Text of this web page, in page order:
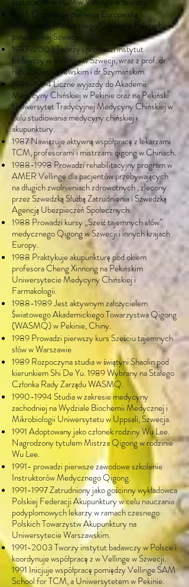
1986 Organizuje pierwszą Europejską
konferencję Medycznego Qigong w Falsterbo w
południowej Szwecji
1987-2003Tworzy i prowadzi instytut
badawczy w Vellinge w Szwecji, wraz z prof. dr
hab. Z. Garnuszewskim i dr Szymańskim.
1986-1994Liczne wyjazdy do Akademii
Medycyny Chińskiej w Pekinie oraz na Pekiński
Uniwersytet Tradycyjnej Medycyny Chińskiej w
celu studiowania medycyny chińskiej i
akupunktury.
1987 Nawiązuje aktywną współpracę z lekarzami
TCM, profesorami i mistrzami qigong w Chinach.
1988-1998 Prowadzi rehabilitacyjny program w
AMER Vellinge dla pacjentów przebywających
na długich zwolnieniach zdrowotnych , zlecony
przez Szwedzką Służbą Zatrudnienia i Szwedzką
Agencją Ubezpieczeń Społecznych.
1988 Prowadzi kursy „Sześć tajemnych słów”
medycznego Qigong w Szwecji i innych krajach
Europy.
1988 Praktykuje akupunkturę pod okiem
profesora Cheng Xinnong na Pekińskim
Uniwersytecie Medycyny Chińskiej i
Farmakologii.
1988-1989Jest aktywnym założycielem
Światowego Akademickiego Towarzystwa Qigong
(WASMQ) w Pekinie, Chiny.
1989 Prowadzi pierwszy kurs Sześciu tajemnych
słów w Warszawie
1989 Rozpoczyna studia w świątyni Shaolin pod
kierunkiem Shi De Yu. 1989 Wybrany na Stałego
Członka Rady Zarządu WASMQ.
1990-1994 Studia w zakresie medycyny
zachodniej na Wydziale Biochemii Medycznej i
Mikrobiologii Uniwersytetu w Uppsali, Szwecja.
1991 Adoptowany jako członek rodziny Wu Lee.
Nagrodzony tytułem Mistrza Qigong w rodzinie
Wu Lee.
1991- prowadzi pierwsze zawodowe szkolenie
Instruktorów Medycznego Qigong.
1991-1997Zatrudniony jako gościnny wykładowca
Polskiej Federacji Akupunktury w celu nauczania
podyplomowych lekarzy w ramach czesnego
Polskich Towarzystw Akupunktury na
Uniwersytecie Warszawskim.
1991-2003Tworzy instytut badawczy w Polsce i
koordynuje współpracę z w Vellinge w Szwecji.
1991 Inicjuje współpracę pomiędzy Vellinge SAM
School for TCM, a Uniwersytetem w Pekinie.